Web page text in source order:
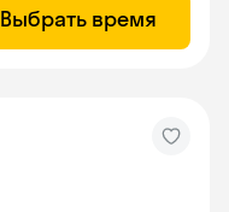
Выбрать время